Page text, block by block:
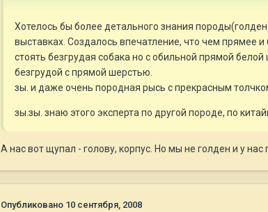
Хотелось бы более детального знания
выставках. Создалось впечатление, что чем прямее
стоять безгрудая собака но с обильной прямой
безгрудой с прямой шерстью.
зы. и даже очень породная рысь с прекрасным
зы.зы. знаю этого эксперта по другой породе, по
А нас вот щупал - голову, корпус. Но мы не голден и у нас
Опубликовано 10 сентября, 2008